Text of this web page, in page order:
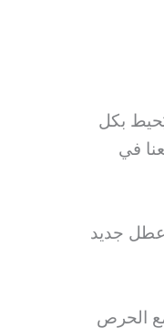
بكل
في
عطل جديد
الحرص